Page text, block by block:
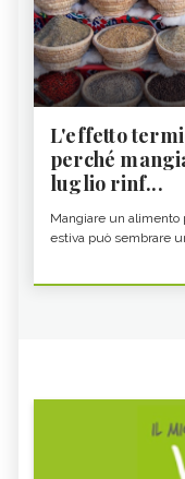
L'effetto
perché
luglio rinf...
Mangiare un alimento
estiva può sembrare